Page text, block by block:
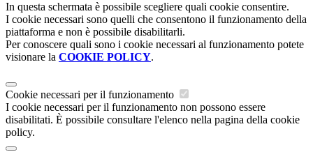
In questa schermata è possibile scegliere quali cookie consentire.
I cookie necessari sono quelli che consentono il funzionamento della
piattaforma e non è possibile disabilitarli.
Per conoscere quali sono i cookie necessari al funzionamento potete
visionare la COOKIE POLICY.
Cookie necessari per il funzionamento
I cookie necessari per il funzionamento non possono essere
disabilitati. È possibile consultare l'elenco nella pagina della cookie
policy.